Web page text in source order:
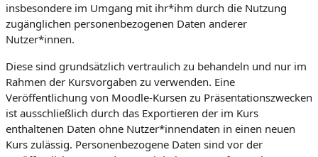
insbesondere im Umgang mit ihr*ihm durch die Nutzung
zugänglichen personenbezogenen Daten anderer
Nutzer*innen.
Diese sind grundsätzlich vertraulich zu behandeln und nur im
Rahmen der Kursvorgaben zu verwenden. Eine
Veröffentlichung von Moodle-Kursen zu Präsentationszwecken
ist ausschließlich durch das Exportieren der im Kurs
enthaltenen Daten ohne Nutzer*innendaten in einen neuen
Kurs zulässig. Personenbezogene Daten sind vor der